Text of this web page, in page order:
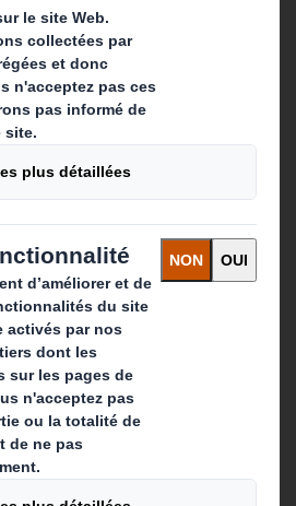
nous ?
d'emballage
de papier
de recyclage
Contact
nous